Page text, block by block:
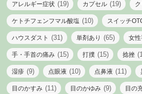
アレルギー症状 (19) カプセル (19)
ケトチフェンフマル酸塩 (10) スイッチ
ハウスダスト (31) 単剤あり (65) 女性
手・手首の痛み (15) 打撲 (15) 捻挫
湿疹 (9) 点眼液 (10) 点鼻液 (11)
目のかすみ (11) 目のかゆみ (9) 目の